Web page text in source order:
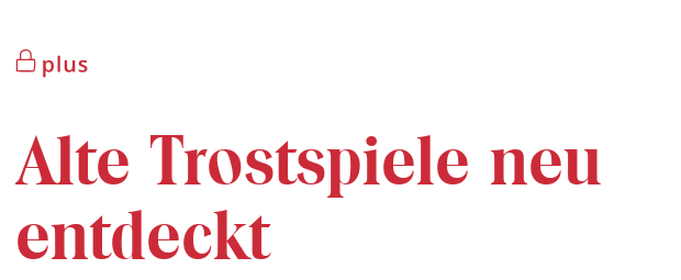
Alte Trostspiele neu
entdeckt